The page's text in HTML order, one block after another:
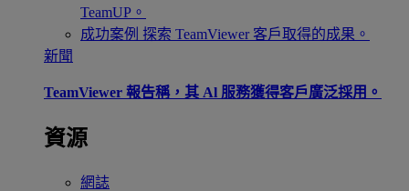
TeamUP。
成功案例 探索 TeamViewer 客戶取得的成果。
新聞
TeamViewer 報告稱，其 Al 服務獲得客戶廣泛採用。
資源
網誌